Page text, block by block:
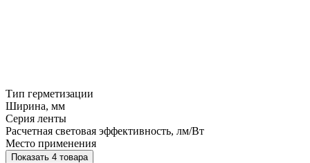
Тип герметизации
Ширина, мм
Серия ленты
Расчетная световая эффективность, лм/Вт
Место применения
Показать 4 товара